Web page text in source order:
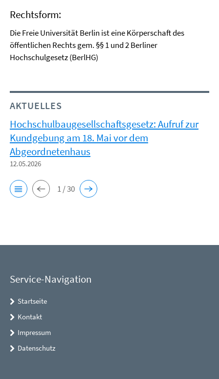
Rechtsform:
Die Freie Universität Berlin ist eine Körperschaft des
öffentlichen Rechts gem. §§ 1 und 2 Berliner
Hochschulgesetz (BerlHG)
AKTUELLES
Hochschulbaugesellschaftsgesetz: Aufruf zur
Kundgebung am 18. Mai vor dem
Abgeordnetenhaus
12.05.2026
1 / 30
Service-Navigation
Startseite
Kontakt
Impressum
Datenschutz